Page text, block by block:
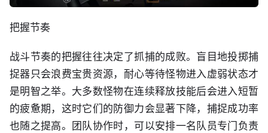
把握节奏
战斗节奏的把握往往决定了抓捕的成败。盲目地投掷捕
捉器只会浪费宝贵资源，耐心等待怪物进入虚弱状态才
是明智之举。大多数怪物在连续释放技能后会进入短暂
的疲惫期，这时它们的防御力会显著下降，捕捉成功率
也随之提高。团队协作时，可以安排一名队员专门负责